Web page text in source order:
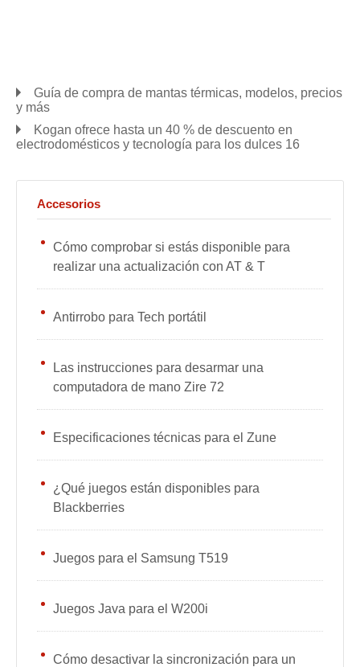
Guía de compra de mantas térmicas, modelos, precios
y más
Kogan ofrece hasta un 40 % de descuento en
electrodomésticos y tecnología para los dulces 16
Accesorios
Cómo comprobar si estás disponible para
realizar una actualización con AT & T
Antirrobo para Tech portátil
Las instrucciones para desarmar una
computadora de mano Zire 72
Especificaciones técnicas para el Zune
¿Qué juegos están disponibles para
Blackberries
Juegos para el Samsung T519
Juegos Java para el W200i
Cómo desactivar la sincronización para un